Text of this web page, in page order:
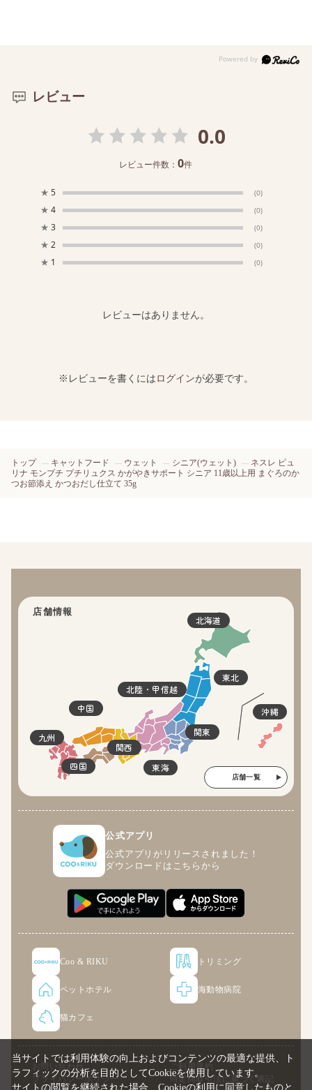
レビュー
0.0
レビュー件数：0件
★ 5 (0)
★ 4 (0)
★ 3 (0)
★ 2 (0)
★ 1 (0)
レビューはありません。
※レビューを書くにはログインが必要です。
トップ キャットフード ウェット シニア(ウェット)
ネスレ ピュ
リナ モンプチ プチリュクス かがやきサポート シニア 11歳以上用 まぐろのか
つお節添え かつおだし仕立て 35g
店舗情報
北海道
東北
関東
北陸・甲信越
東海
関西
四国
中国
九州
沖縄
店舗一覧
公式アプリ
公式アプリがリリースされました！
ダウンロードはこちらから
Coo & RIKU トリミング
ペットホテル 海動物病院
猫カフェ
お問い合わせ
ご利用規約
プライバシーポリシー
特定商取引法に基づく表記
当サイトでは利用体験の向上およびコンテンツの最適な提供、ト
ラフィックの分析を目的としてCookieを使用しています。
サイトの閲覧を継続された場合、Cookieの利用に同意したものと